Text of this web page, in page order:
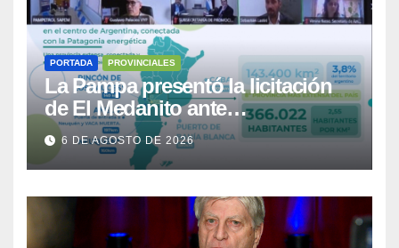
PORTADA PROVINCIALES
La Pampa presentó la licitación
de El Medanito ante
representaciones diplomáticas
6 DE AGOSTO DE 2026